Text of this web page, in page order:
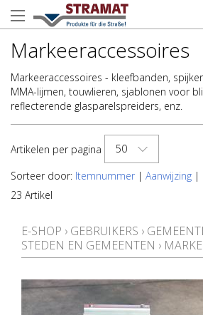
Markeeraccessoires
Markeeraccessoires - kleefbanden,
MMA-lijmen, touwlieren, sjablonen voor
reflecterende glasparelspreiders, enz.
Artikelen per pagina
50
Sorteer door: Itemnummer | Aanwijzing |
23 Artikel
E-SHOP › GEBRUIKERS ›
STEDEN EN GEMEENTEN ›